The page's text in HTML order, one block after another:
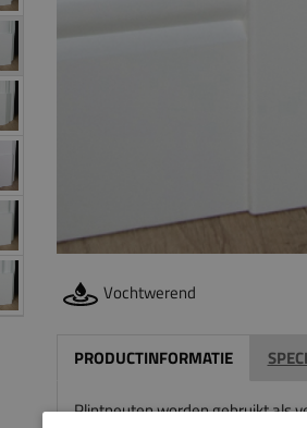
Vochtwerend
PRODUCTINFORMATIE
Plintneuten worden gebruikt als